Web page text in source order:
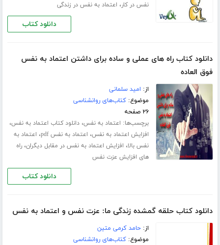
نفس در کار، اعتماد به نفس در زندگی
دانلود کتاب
دانلود کتاب راه های عملی و ساده برای داشتن اعتماد به نفس
فوق العاده
از: امید سلمانی
موضوع:کتاب‌های روانشناسی
۲۶ صفحه
برچسب‌ها: اعتماد به نفس،دانلود کتاب اعتماد به نفس،
افزایش اعتماد به نفس، اعتماد به نفس pdf ، اعتماد به
نفس بالا، افزایش اعتماد به نفس در مقابل دیگران،راه
های افزایش عزت نفس
دانلود کتاب
دانلود کتاب حلقه گمشده زندگی ما: عزت نفس و اعتماد به نفس
از:حامد کرمی متین
موضوع:کتاب‌های روانشناسی